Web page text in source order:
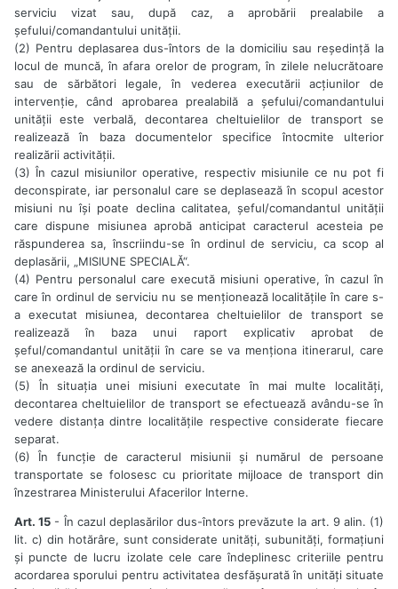
serviciu vizat sau, după caz, a aprobării prealabile a
șefului/comandantului unității.
(2) Pentru deplasarea dus-întors de la domiciliu sau reședință la
locul de muncă, în afara orelor de program, în zilele nelucrătoare
sau de sărbători legale, în vederea executării acțiunilor de
intervenție, când aprobarea prealabilă a șefului/comandantului
unității este verbală, decontarea cheltuielilor de transport se
realizează în baza documentelor specifice întocmite ulterior
realizării activității.
(3) În cazul misiunilor operative, respectiv misiunile ce nu pot fi
deconspirate, iar personalul care se deplasează în scopul acestor
misiuni nu își poate declina calitatea, șeful/comandantul unității
care dispune misiunea aprobă anticipat caracterul acesteia pe
răspunderea sa, înscriindu-se în ordinul de serviciu, ca scop al
deplasării, „MISIUNE SPECIALĂ“.
(4) Pentru personalul care execută misiuni operative, în cazul în
care în ordinul de serviciu nu se menționează localitățile în care s-
a executat misiunea, decontarea cheltuielilor de transport se
realizează în baza unui raport explicativ aprobat de
șeful/comandantul unității în care se va menționa itinerarul, care
se anexează la ordinul de serviciu.
(5) În situația unei misiuni executate în mai multe localități,
decontarea cheltuielilor de transport se efectuează avându-se în
vedere distanța dintre localitățile respective considerate fiecare
separat.
(6) În funcție de caracterul misiunii și numărul de persoane
transportate se folosesc cu prioritate mijloace de transport din
înzestrarea Ministerului Afacerilor Interne.
Art. 15 - În cazul deplasărilor dus-întors prevăzute la art. 9 alin. (1)
lit. c) din hotărâre, sunt considerate unități, subunități, formațiuni
și puncte de lucru izolate cele care îndeplinesc criteriile pentru
acordarea sporului pentru activitatea desfășurată în unități situate